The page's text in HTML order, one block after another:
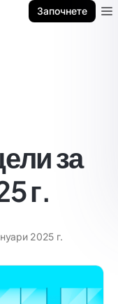
Започнете
за
г.
2025 г.